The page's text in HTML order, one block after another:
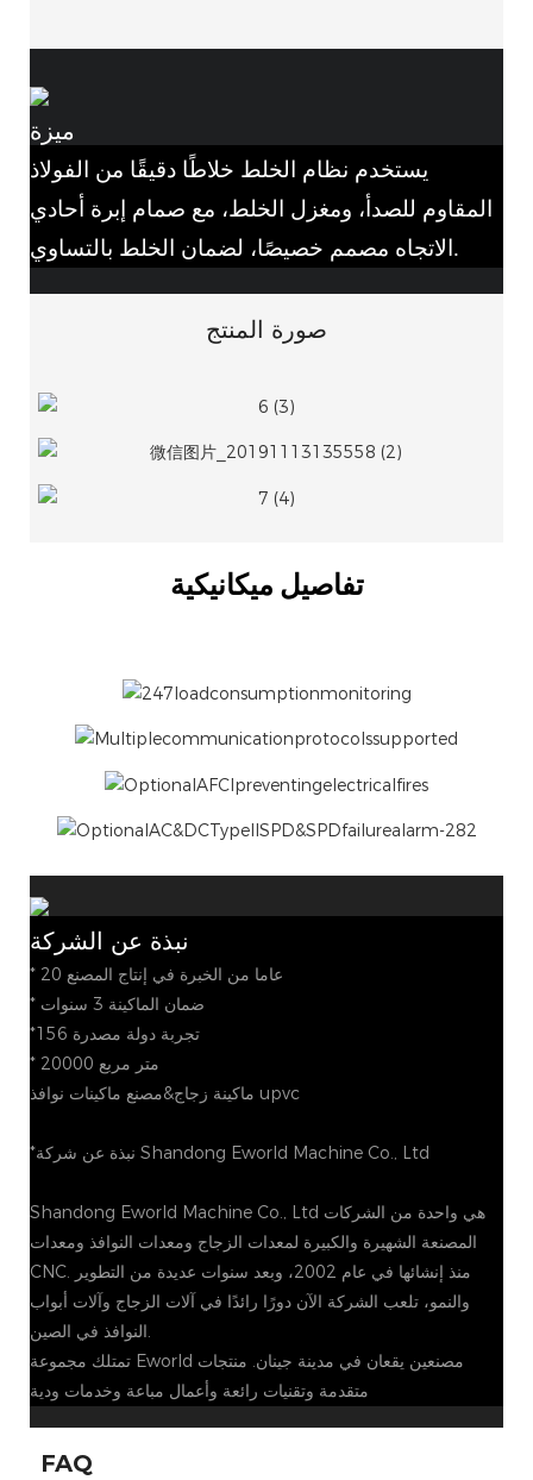
ميزة
يستخدم نظام الخلط خلاطًا دقيقًا من الفولاذ
المقاوم للصدأ، ومغزل الخلط، مع صمام إبرة أحادي
الاتجاه مصمم خصيصًا، لضمان الخلط بالتساوي.
صورة المنتج
تفاصيل ميكانيكية
نبذة عن الشركة
* 20 عاما من الخبرة في إنتاج المصنع
ماكينة زجاج&مصنع ماكينات نوافذ upvc
*نبذة عن شركة Shandong Eworld Machine Co., Ltd
Shandong Eworld Machine Co., Ltd هي واحدة من الشركات
المصنعة الشهيرة والكبيرة لمعدات الزجاج ومعدات النوافذ ومعدات
CNC. منذ إنشائها في عام 2002، وبعد سنوات عديدة من التطوير
والنمو، تلعب الشركة الآن دورًا رائدًا في آلات الزجاج وآلات أبواب
النوافذ في الصين.
تمتلك مجموعة Eworld مصنعين يقعان في مدينة جينان. منتجات
متقدمة وتقنيات رائعة وأعمال مباعة وخدمات ودية
FAQ